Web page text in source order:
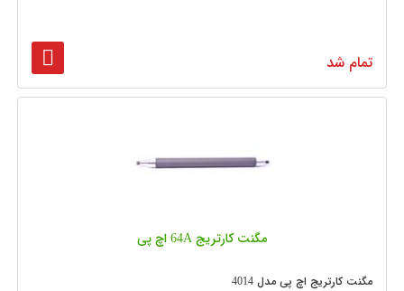
تمام شد
مگنت کارتریج 64A اچ پی
مگنت کارتریج اچ پی مدل 4014